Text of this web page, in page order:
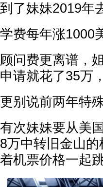
到了妹妹2019年
学费每年涨1000
顾问费更离谱，
申请就花了35万
更别说前两年特
有次妹妹要从美
8万中转旧金山
着机票价格一起跳